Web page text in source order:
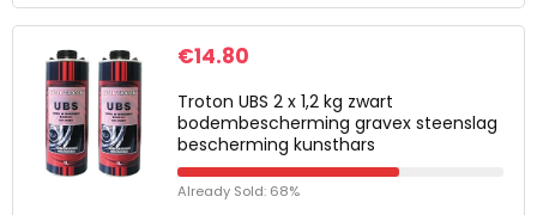
€14.80
Troton UBS 2 x 1,2 kg zwart
bodembescherming gravex steenslag
bescherming kunsthars
Already Sold: 68%